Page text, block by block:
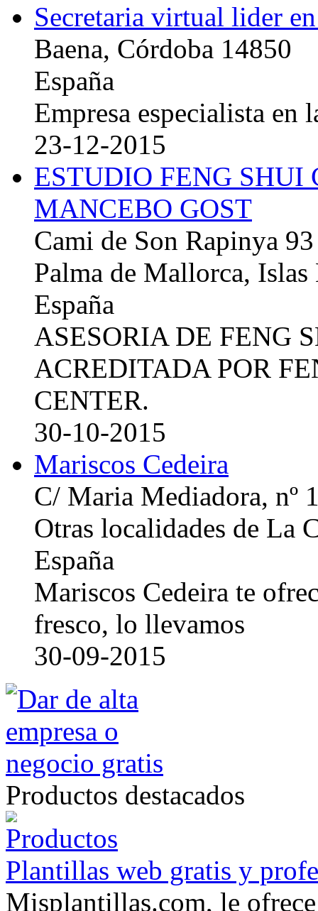
Secretaria virtual lider
Baena, Córdoba 14850
España
Empresa especialista en
23-12-2015
ESTUDIO FENG
MANCEBO GOST
Cami de Son Rapinya 93
Palma de Mallorca, Islas
España
ASESORIA DE FENG
ACREDITADA POR
CENTER.
30-10-2015
Mariscos Cedeira
C/ Maria Mediadora, nº
Otras localidades de La
España
Mariscos Cedeira te
fresco, lo llevamos
30-09-2015
Productos destacados
Plantillas web gratis y
Misplantillas.com, le